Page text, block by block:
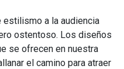
a la audiencia
ostentoso. Los diseños
se ofrecen en nuestra
el camino para atraer